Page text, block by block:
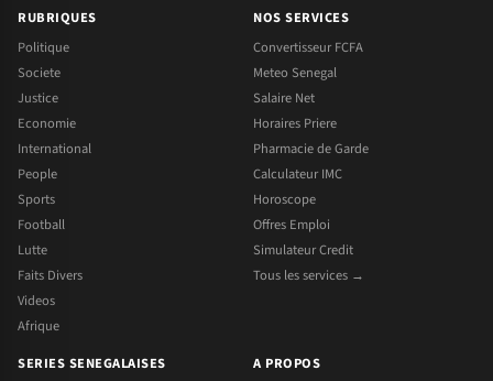
RUBRIQUES
Politique
Societe
Justice
Economie
International
People
Sports
Football
Lutte
Faits Divers
Videos
Afrique
NOS SERVICES
Convertisseur FCFA
Meteo Senegal
Salaire Net
Horaires Priere
Pharmacie de Garde
Calculateur IMC
Horoscope
Offres Emploi
Simulateur Credit
Tous les services →
SERIES SENEGALAISES
A PROPOS